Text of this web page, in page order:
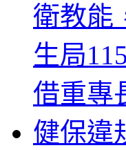
衛教能
生局
借重專
健保違